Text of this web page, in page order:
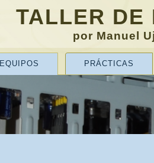
TALLER DE
por Manuel
EQUIPOS PRÁCTICAS